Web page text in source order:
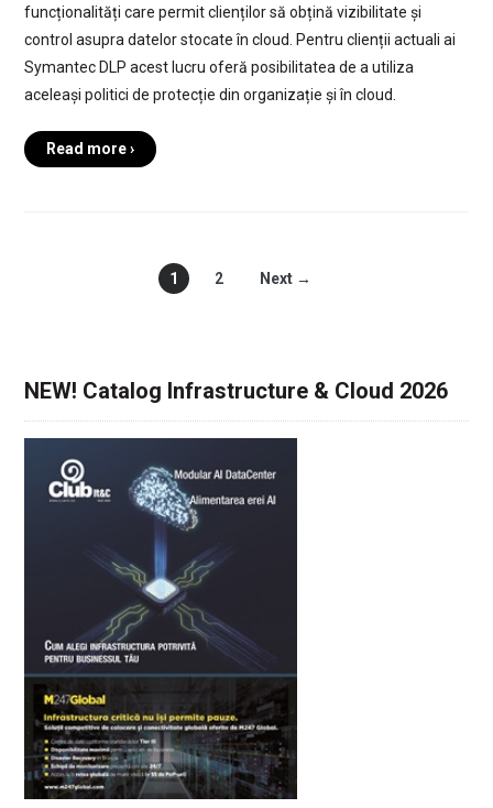
funcționalități care permit clienților să obțină vizibilitate și
control asupra datelor stocate în cloud. Pentru clienții actuali ai
Symantec DLP acest lucru oferă posibilitatea de a utiliza
aceleași politici de protecție din organizație și în cloud.
Read more ›
1 2 Next →
NEW! Catalog Infrastructure & Cloud 2026